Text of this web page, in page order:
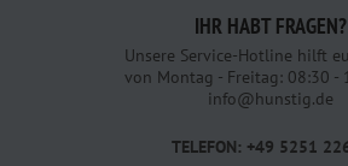
IHR HABT FRAGEN?
Unsere Service-Hotline hilft
von Montag - Freitag: 08:30 -
info@hunstig.de
TELEFON: +49 5251